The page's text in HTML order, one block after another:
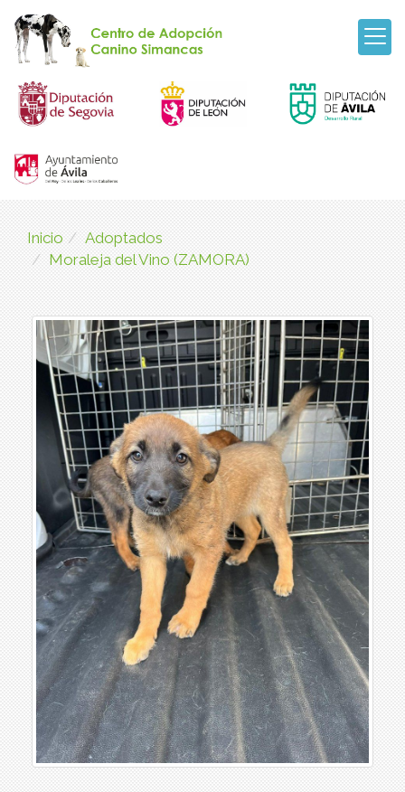
Inicio
Adoptados
Moraleja del Vino (ZAMORA)